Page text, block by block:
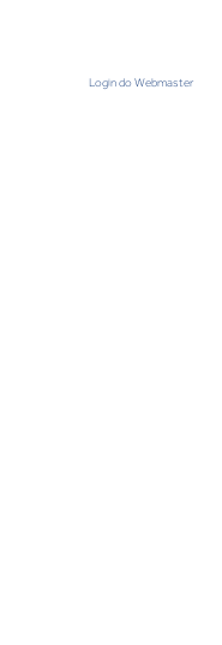
Login do Webmaster